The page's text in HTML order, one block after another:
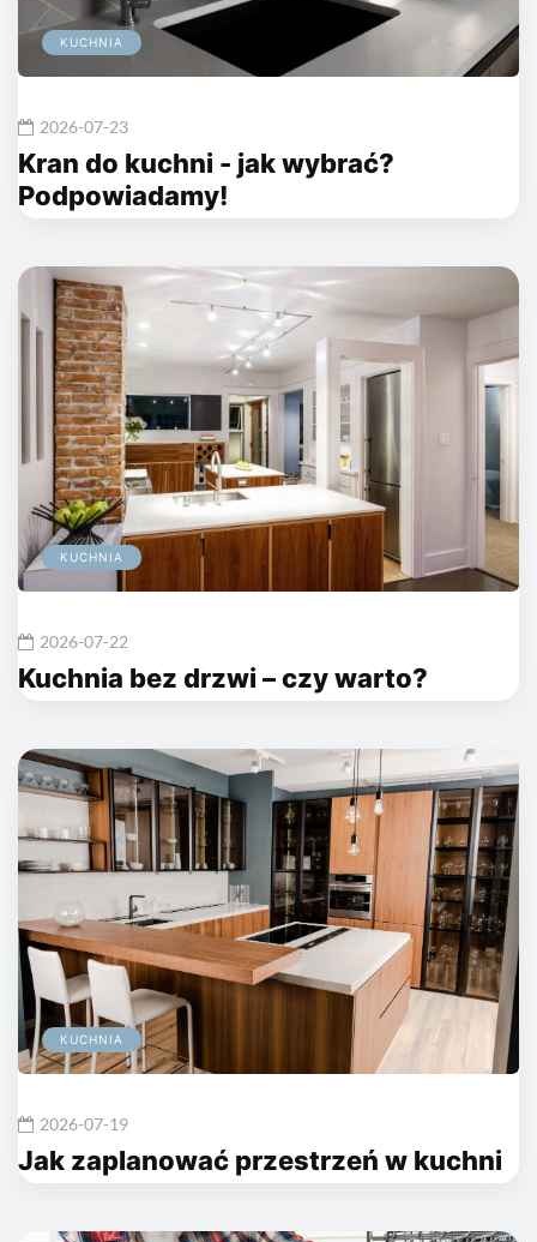
KUCHNIA
2026-07-23
Kran do kuchni - jak wybrać?
Podpowiadamy!
KUCHNIA
2026-07-22
Kuchnia bez drzwi – czy warto?
KUCHNIA
2026-07-19
Jak zaplanować przestrzeń w kuchni